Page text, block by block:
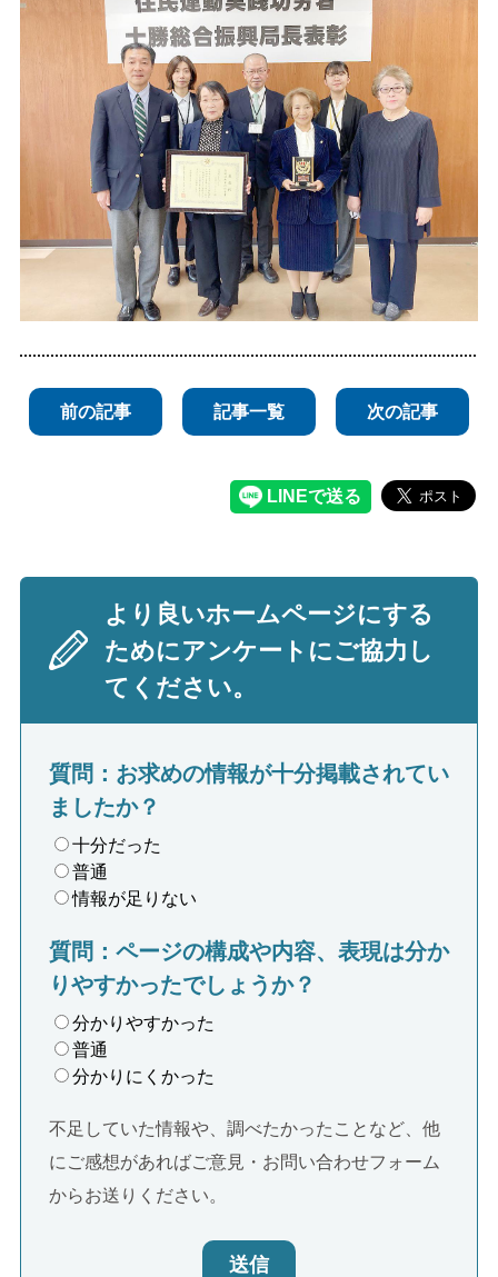
前の記事 記事一覧 次の記事
より良いホームページにする
ためにアンケートにご協力し
てください。
質問：お求めの情報が十分掲載されてい
ましたか？
十分だった
普通
情報が足りない
質問：ページの構成や内容、表現は分か
りやすかったでしょうか？
分かりやすかった
普通
分かりにくかった
不足していた情報や、調べたかったことなど、他
にご感想があればご意見・お問い合わせフォーム
からお送りください。
送信